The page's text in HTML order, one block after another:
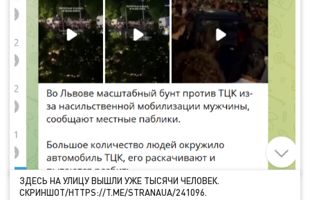
ЗДЕСЬ НА УЛИЦУ ВЫШЛИ УЖЕ ТЫСЯЧИ ЧЕЛОВЕК.
СКРИНШОТ/HTTPS://T.ME/STRANAUA/241096.